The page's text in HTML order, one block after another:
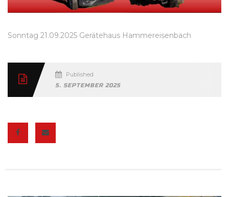
Sonntag 21.09.2025 Gerätehaus Hammereisenbach
Published
5. SEPTEMBER 2025